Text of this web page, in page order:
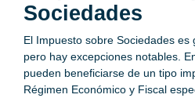
Sociedades
El Impuesto sobre Sociedades es
pero hay excepciones notables.
pueden beneficiarse de un tipo
Régimen Económico y Fiscal